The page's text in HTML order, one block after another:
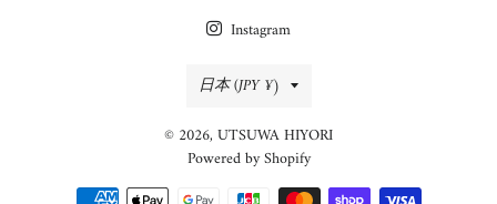
Instagram
国/
地
域
日本 (JPY ¥)
© 2026, UTSUWA HIYORI
Powered by Shopify